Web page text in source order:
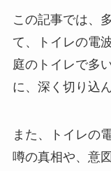
この記事では、
て、トイレの電
庭のトイレで多
に、深く切り込
また、トイレの
噂の真相や、意